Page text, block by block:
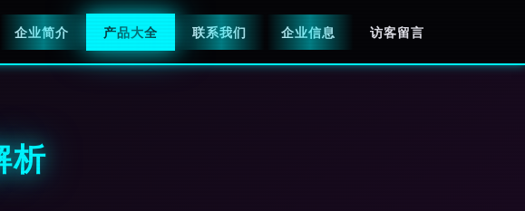
企业简介 产品大全 联系我们 企业信息 访客留言
析